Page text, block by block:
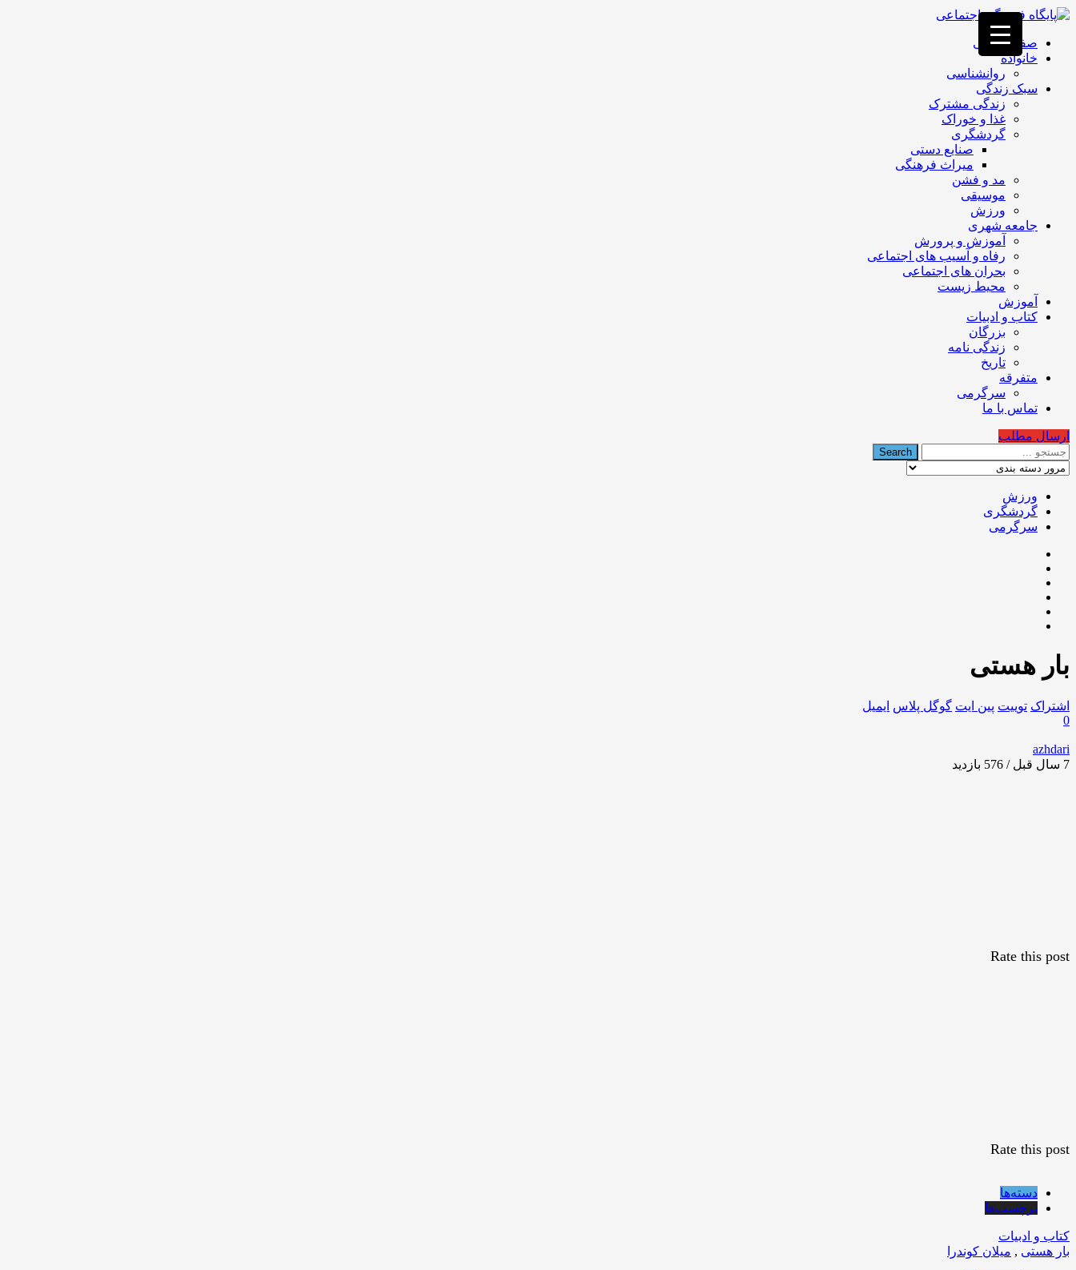
فصد
غرب
تهران
خشکشویی
تصفیه
تهران
صفحه اصلی
خانواده
روانشناسی
سبک زندگی
زندگی مشترک
غذا و خوراک
گردشگری
صنایع دستی
میراث فرهنگی
مد و فشن
موسیقی
ورزش
جامعه شهری
آموزش و پرورش
رفاه و آسیب های اجتماعی
بحران های اجتماعی
محیط زیست
آموزش
کتاب و ادبیات
بزرگان
زندگی نامه
تاریخ
متفرقه
سرگرمی
تماس با ما
ارسال مطلب
ورزش
گردشگری
سرگرمی
بار هستی
اشتراک توییت پین ایت گوگل‌ پلاس ایمیل
0
azhdari
7 سال قبل / 576
بازدید
Rate this post
Rate this post
دسته‌ها
برچسب‌ها
کتاب و ادبیات
بار هستی , میلان کوندرا